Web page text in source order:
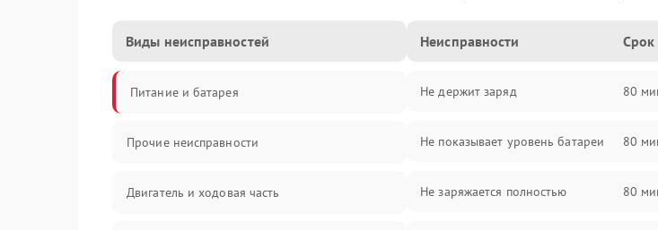
Виды неисправностей
Питание и батарея
Прочие неисправности
Двигатель и ходовая часть
Неисправности Срок
Не держит заряд 80
Не показывает уровень батареи 80
Не заряжается полностью 80